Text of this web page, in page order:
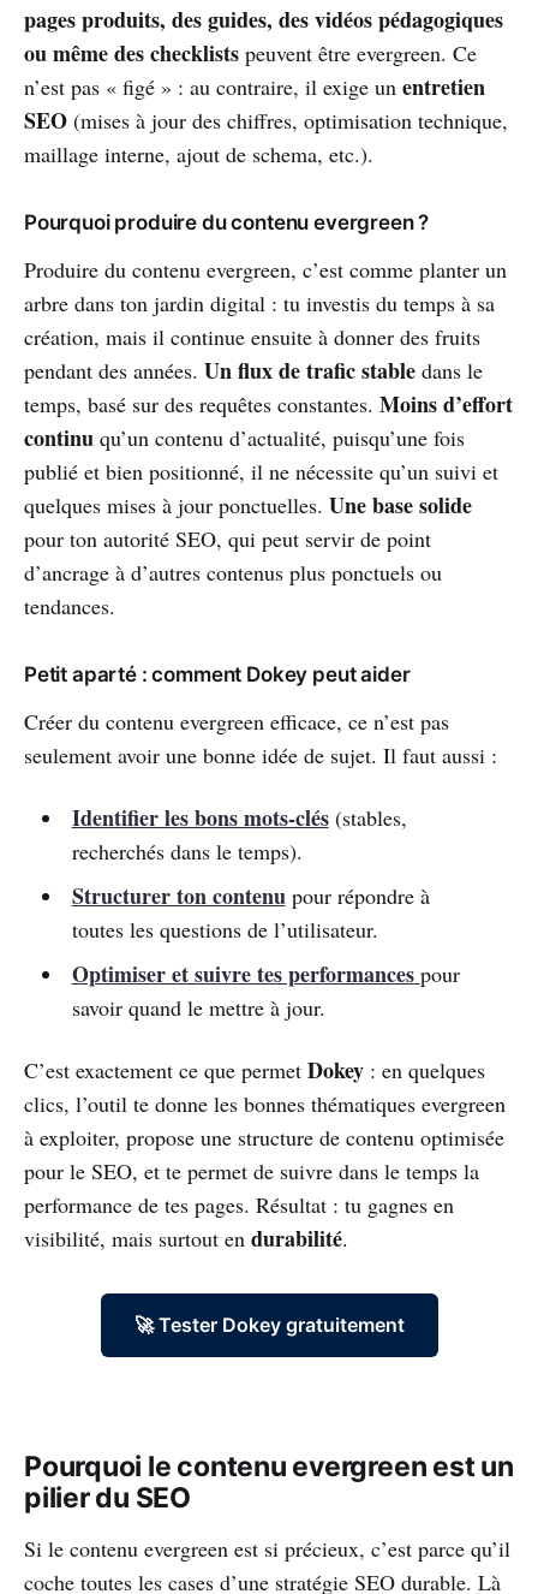
pages produits, des guides, des vidéos pédagogiques
ou même des checklists peuvent être evergreen. Ce
n’est pas « figé » : au contraire, il exige un entretien
SEO (mises à jour des chiffres, optimisation technique,
maillage interne, ajout de schema, etc.).
Pourquoi produire du contenu evergreen ?
Produire du contenu evergreen, c’est comme planter un
arbre dans ton jardin digital : tu investis du temps à sa
création, mais il continue ensuite à donner des fruits
pendant des années. Un flux de trafic stable dans le
temps, basé sur des requêtes constantes. Moins d’effort
continu qu’un contenu d’actualité, puisqu’une fois
publié et bien positionné, il ne nécessite qu’un suivi et
quelques mises à jour ponctuelles. Une base solide
pour ton autorité SEO, qui peut servir de point
d’ancrage à d’autres contenus plus ponctuels ou
tendances.
Petit aparté : comment Dokey peut aider
Créer du contenu evergreen efficace, ce n’est pas
seulement avoir une bonne idée de sujet. Il faut aussi :
Identifier les bons mots-clés(stables,
recherchés dans le temps).
Structurer ton contenupour répondre à
toutes les questions de l’utilisateur.
Optimiser et suivre tes performances pour
savoir quand le mettre à jour.
C’est exactement ce que permet Dokey : en quelques
clics, l’outil te donne les bonnes thématiques evergreen
à exploiter, propose une structure de contenu optimisée
pour le SEO, et te permet de suivre dans le temps la
performance de tes pages. Résultat : tu gagnes en
visibilité, mais surtout en durabilité.
🚀 Tester Dokey gratuitement
Pourquoi le contenu evergreen est un
pilier du SEO
Si le contenu evergreen est si précieux, c’est parce qu’il
coche toutes les cases d’une stratégie SEO durable. Là